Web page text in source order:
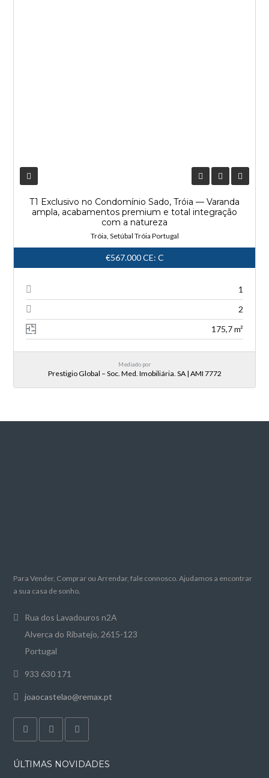
T1 Exclusivo no Condomínio Sado, Tróia — Varanda
ampla, acabamentos premium e total integração
com a natureza
Tróia, Setúbal Tróia Portugal
€567.000CE: C
1
2
175,7 m²
Mediado por
Prestigio Global – Soc. Med. Imobiliária. SA | AMI 7772
Para Vender, Comprar ou Arrendar, fale connosco. Ajudamos a encontrar
a sua casa de sonho.
Rua dos Lavadouros n2A
Alverca do Ribatejo, 2615-123
Portugal
933 630 171
joaocastelao@remax.pt
ÚLTIMAS NOVIDADES